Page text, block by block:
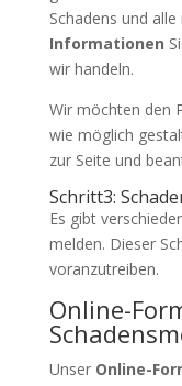
Schadens und
Informationen
wir handeln.
Wir möchten den
wie möglich
zur Seite und
Schritt3:
Es gibt
melden. Dieser
voranzutreiben.
Online-
Unser Online-